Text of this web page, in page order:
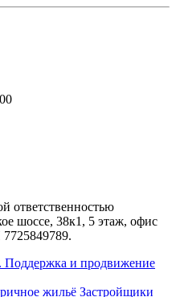
ответственностью
шоссе, 38к1, 5 этаж, офис
Поддержка и продвижение
жильё Застройщики